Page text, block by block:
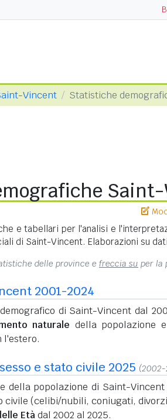
Vincent Statistiche
e tabellari per l'analisi e
di Saint-Vincent. Elaborazioni su dati
delle province e freccia su per la
2001-2024
di Saint-Vincent dal
naturale della popolazione e
l'estero.
e stato civile 2025
della popolazione di Saint-
civile (celibi/nubili, coniugati,
Etàdal 2002 al 2025.